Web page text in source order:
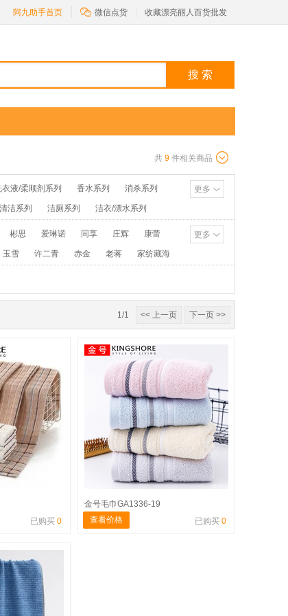
阿九助手首页  微信点货 收藏漂亮丽人百货批发
搜 索
共 9 件相关商品
衣液/柔顺剂系列 香水系列 消杀系列
洁系列 洁厕系列 洁衣/漂水系列
机系列 花露水/粉类系列
更多
彬思 爱琳诺 同享 庄辉 康蕾
玉雪 许二青 赤金 老蒋 家纺藏海
更多
1/1 << 上一页 下一页 >>
已购买 0
金号毛巾GA1336-19
查看价格
已购买 0